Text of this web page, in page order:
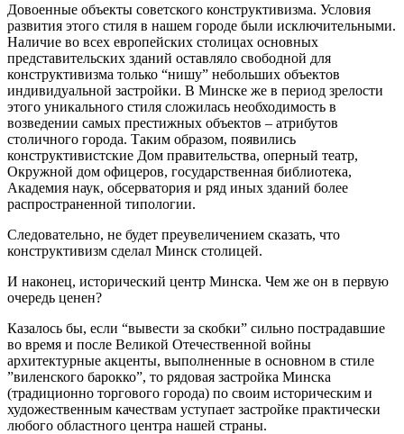
Довоенные объекты советского конструктивизма. Условия
развития этого стиля в нашем городе были исключительными.
Наличие во всех европейских столицах основных
представительских зданий оставляло свободной для
конструктивизма только “нишу” небольших объектов
индивидуальной застройки. В Минске же в период зрелости
этого уникального стиля сложилась необходимость в
возведении самых престижных объектов – атрибутов
столичного города. Таким образом, появились
конструктивистские Дом правительства, оперный театр,
Окружной дом офицеров, государственная библиотека,
Академия наук, обсерватория и ряд иных зданий более
распространенной типологии.
Следовательно, не будет преувеличением сказать, что
конструктивизм сделал Минск столицей.
И наконец, исторический центр Минска. Чем же он в первую
очередь ценен?
Казалось бы, если “вывести за скобки” сильно пострадавшие
во время и после Великой Отечественной войны
архитектурные акценты, выполненные в основном в стиле
”виленского барокко”, то рядовая застройка Минска
(традиционно торгового города) по своим историческим и
художественным качествам уступает застройке практически
любого областного центра нашей страны.